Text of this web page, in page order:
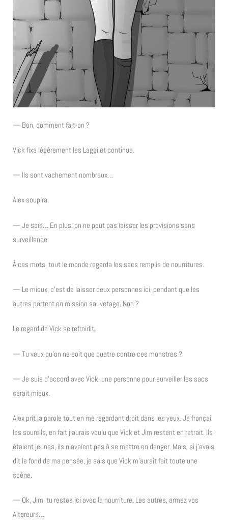
— Bon, comment fait-on ?
Vick fixa légèrement les Laggi et continua.
— Ils sont vachement nombreux…
Alex soupira.
— Je sais… En plus, on ne peut pas laisser les provisions sans
surveillance.
À ces mots, tout le monde regarda les sacs remplis de nourritures.
— Le mieux, c’est de laisser deux personnes ici, pendant que les
autres partent en mission sauvetage. Non ?
Le regard de Vick se refroidit.
— Tu veux qu’on ne soit que quatre contre ces monstres ?
— Je suis d’accord avec Vick, une personne pour surveiller les sacs
serait mieux.
Alex prit la parole tout en me regardant droit dans les yeux. Je fronçai
les sourcils, en fait j’aurais voulu que Vick et Jim restent en retrait. Ils
étaient jeunes, ils n’avaient pas à se mettre en danger. Mais, si j’avais
dit le fond de ma pensée, je sais que Vick m’aurait fait toute une
scène.
— Ok, Jim, tu restes ici avec la nourriture. Les autres, armez vos
Altereurs…